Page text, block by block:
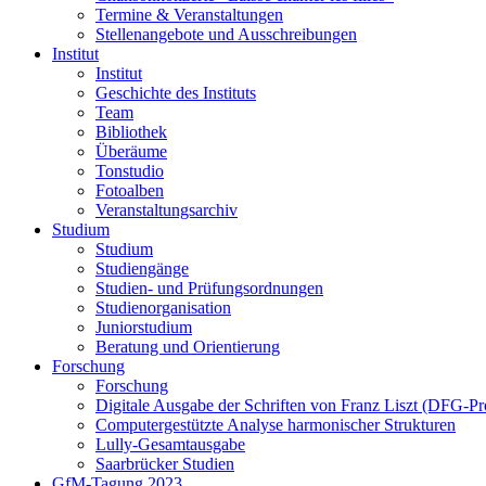
Termine & Veranstaltungen
Stellenangebote und Ausschreibungen
Institut
Institut
Geschichte des Instituts
Team
Bibliothek
Überäume
Tonstudio
Fotoalben
Veranstaltungsarchiv
Studium
Studium
Studiengänge
Studien- und Prüfungsordnungen
Studienorganisation
Juniorstudium
Beratung und Orientierung
Forschung
Forschung
Digitale Ausgabe der Schriften von Franz Liszt (DFG-
Computergestützte Analyse harmonischer Strukturen
Lully-Gesamtausgabe
Saarbrücker Studien